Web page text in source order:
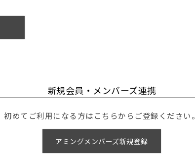
新規会員・メンバーズ連携
初めてご利用になる方はこちらからご登録ください。
アミングメンバーズ新規登録